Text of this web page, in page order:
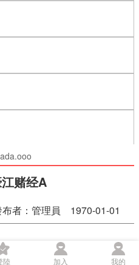
赌经A
布者：管理員 1970-01-01
陸 加入 我的